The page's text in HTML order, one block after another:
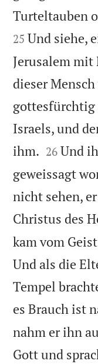
Turteltauben
25 Und siehe,
Jerusalem mit
dieser
gottesfürchtig
Israels, und
ihm. 

26 Und
geweissagt
nicht sehen,
Christus des
kam vom
Und als die
Tempel
es Brauch ist
nahm er ihn
Gott und